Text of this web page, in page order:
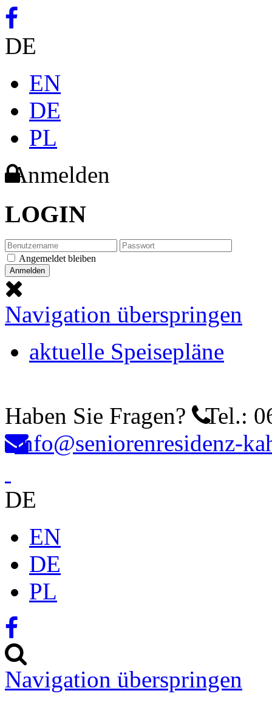
DE
EN
DE
PL
Anmelden
LOGIN
Angemeldet bleiben
Navigation überspringen
aktuelle Speisepläne
Haben Sie Fragen? Tel.:
info@seniorenresidenz-
DE
EN
DE
PL
Navigation überspringen